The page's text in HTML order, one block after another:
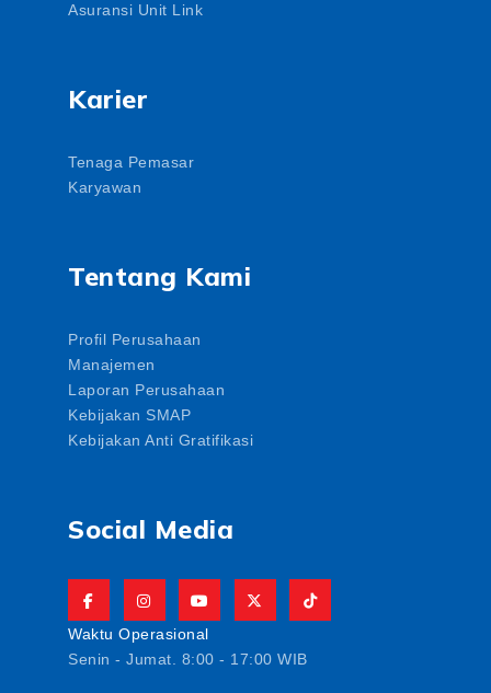
Asuransi Unit Link
Karier
Tenaga Pemasar
Karyawan
Tentang Kami
Profil Perusahaan
Manajemen
Laporan Perusahaan
Kebijakan SMAP
Kebijakan Anti Gratifikasi
Social Media
Waktu Operasional
Senin - Jumat. 8:00 - 17:00 WIB